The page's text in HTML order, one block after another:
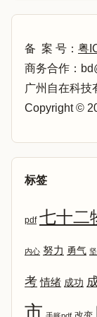
备 案 号： 粤
商务合作：
广州自在科技
Copyright ©
标签
pdf 七十二
内心 努力 勇气
考 情绪 成功
市